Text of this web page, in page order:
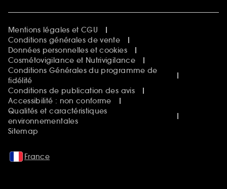
Mentions légales et CGU
Conditions générales de vente
Données personnelles et cookies
Cosmétovigilance et Nutrivigilance
Conditions Générales du programme de
fidélité
Conditions de publication des avis
Accessibilité : non conforme
Qualités et caractéristiques
environnementales
Sitemap
France